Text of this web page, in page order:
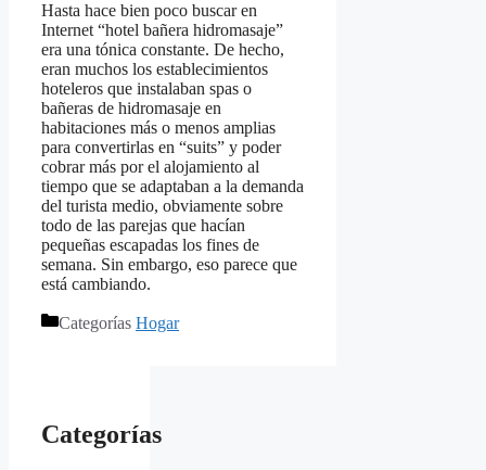
Hasta hace bien poco buscar en
Internet “hotel bañera hidromasaje”
era una tónica constante. De hecho,
eran muchos los establecimientos
hoteleros que instalaban spas o
bañeras de hidromasaje en
habitaciones más o menos amplias
para convertirlas en “suits” y poder
cobrar más por el alojamiento al
tiempo que se adaptaban a la demanda
del turista medio, obviamente sobre
todo de las parejas que hacían
pequeñas escapadas los fines de
semana. Sin embargo, eso parece que
está cambiando.
Categorías Hogar
Categorías